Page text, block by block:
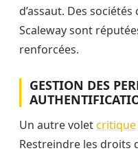
d’assaut. Des
Scaleway sont
renforcées.
GESTION DES
Un autre voletcritique
Restreindre les droits